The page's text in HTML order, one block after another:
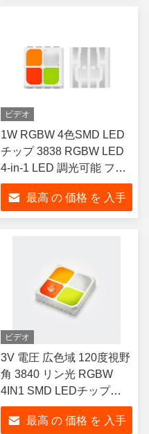
ビデオ
1W RGBW 4色SMD LED
チップ 3838 RGBW LED
4-in-1 LED 調光可能 フル
カラーギャザムスペクト
ルSMD LEDストリップラ
イト用 アンビエント照明
最高 の 価格 を 入手
ビデオ
3V 電圧 広色域 120度視野
角 3840 リン光 RGBW
4IN1 SMD LEDチップ
(CCT 2700-6500K 含む)
最高 の 価格 を 入手